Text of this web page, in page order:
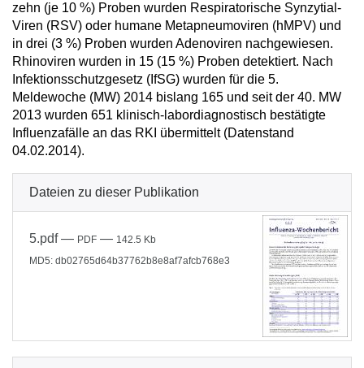
zehn (je 10 %) Proben wurden Respiratorische Synzytial-
Viren (RSV) oder humane Metapneumoviren (hMPV) und
in drei (3 %) Proben wurden Adenoviren nachgewiesen.
Rhinoviren wurden in 15 (15 %) Proben detektiert. Nach
Infektionsschutzgesetz (IfSG) wurden für die 5.
Meldewoche (MW) 2014 bislang 165 und seit der 40. MW
2013 wurden 651 klinisch-labordiagnostisch bestätigte
Influenzafälle an das RKI übermittelt (Datenstand
04.02.2014).
Dateien zu dieser Publikation
5.pdf— PDF — 142.5 Kb
MD5: db02765d64b37762b8e8af7afcb768e3